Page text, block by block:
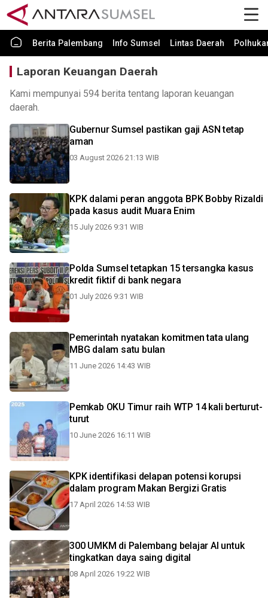
Berita Palembang Info Sumsel Lintas Daerah
Laporan Keuangan Daerah
Kami mempunyai 594 berita tentang laporan keuangan
daerah.
Gubernur Sumsel pastikan gaji ASN tetap
aman
03 August 2026 21:13 WIB
KPK dalami peran anggota BPK Bobby Rizaldi
pada kasus audit Muara Enim
15 July 2026 9:31 WIB
Polda Sumsel tetapkan 15 tersangka kasus
kredit fiktif di bank negara
01 July 2026 9:31 WIB
Pemerintah nyatakan komitmen tata ulang
MBG dalam satu bulan
11 June 2026 14:43 WIB
Pemkab OKU Timur raih WTP 14 kali berturut-
turut
10 June 2026 16:11 WIB
KPK identifikasi delapan potensi korupsi
dalam program Makan Bergizi Gratis
17 April 2026 14:53 WIB
300 UMKM di Palembang belajar AI untuk
tingkatkan daya saing digital
08 April 2026 19:22 WIB